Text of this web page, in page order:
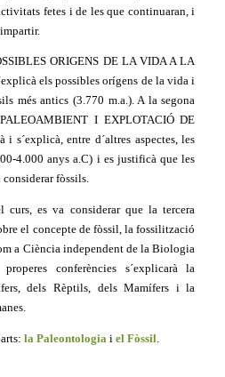
fetes i de les que continuaran, i
ORIGENS DE LA VIDA A LA
els possibles orígens de la vida i
més antics (3.770 m.a.). A la segona
I EXPLOTACIÓ DE
i s´explicà, entre d´altres aspectes, les
4.000 anys a.C) i es justificà que les
considerar fòssils.
curs, es va considerar que la tercera
el concepte de fòssil, la fossilització
a Ciència independent de la Biologia
conferències s´explicarà la
dels Rèptils, dels Mamífers i la
la Paleontologia i el Fòssil